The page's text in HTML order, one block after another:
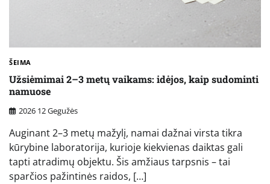
ŠEIMA
Užsiėmimai 2–3 metų vaikams: idėjos, kaip sudominti
namuose
2026 12 Gegužės
Auginant 2–3 metų mažylį, namai dažnai virsta tikra
kūrybine laboratorija, kurioje kiekvienas daiktas gali
tapti atradimų objektu. Šis amžiaus tarpsnis – tai
sparčios pažintinės raidos, […]